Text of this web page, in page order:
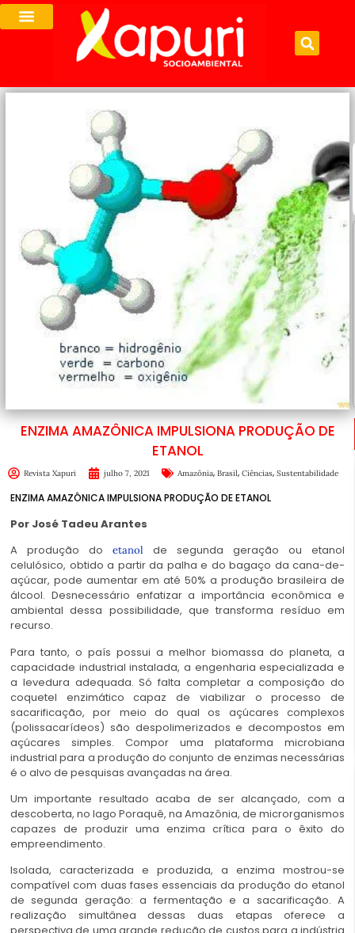
ENZIMA AMAZÔNICA IMPULSIONA PRODUÇÃO DE
ETANOL
Revista Xapuri julho 7, 2021 Amazônia, Brasil, Ciências, Sustentabilidade
ENZIMA AMAZÔNICA IMPULSIONA PRODUÇÃO DE ETANOL
Por José Tadeu Arantes
A produção do etanol
de segunda geração ou etanol
celulósico, obtido a partir da palha e do bagaço da cana-de-
açúcar, pode aumentar em até 50% a produção brasileira de
álcool. Desnecessário enfatizar a importância econômica e
ambiental dessa possibilidade, que transforma resíduo em
recurso.
Para tanto, o país possui a melhor biomassa do planeta, a
capacidade industrial instalada, a engenharia especializada e
a levedura adequada. Só falta completar a composição do
coquetel enzimático capaz de viabilizar o processo de
sacarificação, por meio do qual os açúcares complexos
(polissacarídeos) são despolimerizados e decompostos em
açúcares simples. Compor uma plataforma microbiana
industrial para a produção do conjunto de enzimas necessárias
é o alvo de pesquisas avançadas na área.
Um importante resultado acaba de ser alcançado, com a
descoberta, no lago Poraquê, na Amazônia, de microrganismos
capazes de produzir uma enzima crítica para o êxito do
empreendimento.
Isolada, caracterizada e produzida, a enzima mostrou-se
compatível com duas fases essenciais da produção do etanol
de segunda geração: a fermentação e a sacarificação. A
realização simultânea dessas duas etapas oferece a